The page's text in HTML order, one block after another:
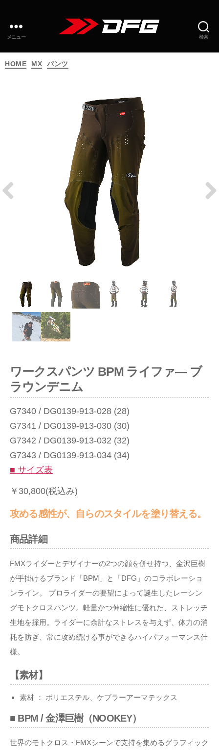
検索
メニュー
ー
HOME MX パンツ
ワークスパンツ BPM ライファ― ブ
ラウンデニム
G7340 / DG0139-913-028 (28)
G7341 / DG0139-913-030 (30)
G7342 / DG0139-913-032 (32)
G7343 / DG0139-913-034 (34)
■ サイズ表
￥30,800(税込み)
攻める感性が、自らのスタイルを塗り替える。
商品詳細
FMXライダーとデザイナーの2つの顔を併せ持つ、金沢巨樹
が手掛けるブランド「BPM」と「DFG」のコラボレーショ
ンライン。 プロライダーの要望によって誕生したレーシン
グモトクロスパンツ。軽量かつ伸縮性に優れた、ストレッチ
生地を採用。ライダーに余計なストレスを与えず、体力の消
耗を防ぎ、常に攻め続ける事ができるハイパフォーマンス仕
様。
【素材】
素材 ： ポリエステル、ケブラーアーマテックス
■ BPM / 金澤巨樹（NOOKEY）
世界のモトクロス・FMXシーンで支持を集めるグラフィック